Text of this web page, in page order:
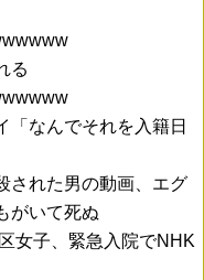
る
「なんでそれを入籍日
された男の動画、エグ
がいて死ぬ
女子、緊急入院でNHK